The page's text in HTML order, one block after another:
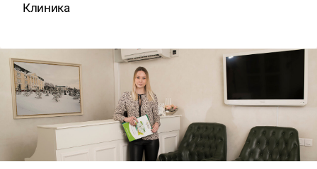
Клиника